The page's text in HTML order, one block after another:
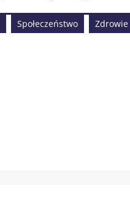
Społeczeństwo Zdrowie